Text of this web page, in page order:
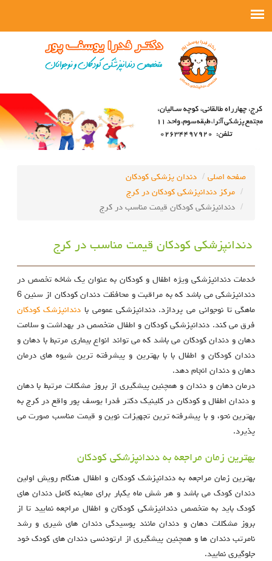
صفحه اصلی
دندان پزشکی کودکان
مرکز دندانپزشکی کودکان در کرج
دندانپزشکی کودکان قیمت مناسب در کرج
دندانپزشکی کودکان قیمت مناسب در کرج
خدمات دندانپزشکی ویژه اطفال و کودکان به عنوان یک شاخه تخصص در
دندانپزشکی می باشد که به مراقبت و محافظت دندان کودکان از سنین 6
ماهگی تا نوجوانی می پردازد. دندانپزشکی عمومی با دندانپزشک کودکان
فرق می کند. دندانپزشکی کودکان و اطفال متخصص در بهداشت و سلامت
دهان و دندان کودکان می باشد که می تواند انواع بیماری مرتبط با دهان و
دندان کودکان و اطفال با با بهترین و پیشرفته ترین شیوه های درمان
دهان و دندان انجام دهد.
درمان دهان و دندان و همچنین پیشگیری از بروز مشکلات مرتبط با دهان
و دندان اطفال و کودکان در کلینیک دکتر فدرا یوسف پور واقع در کرج به
بهترین نحو، و با پیشرفته ترین تجهیزات نوین و قیمت مناسب صورت می
پذیرد.
بهترین زمان مراجعه به دندانپزشکی کودکان
بهترین زمان مراجعه به دندانپزشک کودکان و اطفال هنگام رویش اولین
دندان کودک می باشد و هر شش ماه یکبار برای معاینه کامل دندان های
کودک باید به متخصص دندانپزشکی کودکان و اطفال مراجعه نمایید تا از
بروز مشکلات دهان و دندان مانند پوسیدگی دندان های شیری و رشد
نامرتب دندان ها و همچنین پیشگیری از ارتودنسی دندان های کودک خود
جلوگیری نمایید.